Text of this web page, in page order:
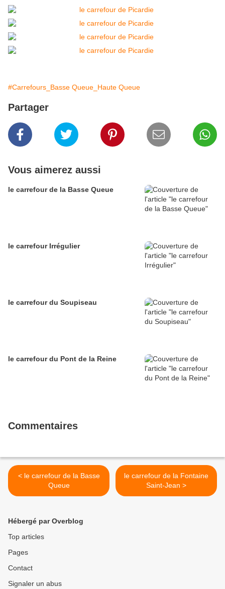
#Carrefours_Basse Queue_Haute Queue
Partager
Vous aimerez aussi
le carrefour de la Basse Queue
le carrefour Irrégulier
le carrefour du Soupiseau
le carrefour du Pont de la Reine
Commentaires
< le carrefour de la Basse
Queue
le carrefour de la Fontaine
Saint-Jean >
Hébergé par Overblog
Top articles
Pages
Contact
Signaler un abus